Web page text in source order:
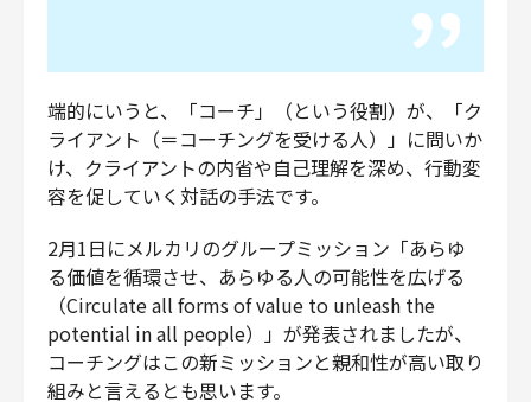
端的にいうと、「コーチ」（という役割）が、「ク
ライアント（＝コーチングを受ける人）」に問いか
け、クライアントの内省や自己理解を深め、行動変
容を促していく対話の手法です。
2月1日にメルカリのグループミッション「あらゆ
る価値を循環させ、あらゆる人の可能性を広げる
（Circulate all forms of value to unleash the
potential in all people）」が発表されましたが、
コーチングはこの新ミッションと親和性が高い取り
組みと言えるとも思います。